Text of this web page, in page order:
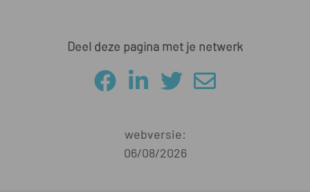
Deel deze pagina met je netwerk
webversie:
06/08/2026